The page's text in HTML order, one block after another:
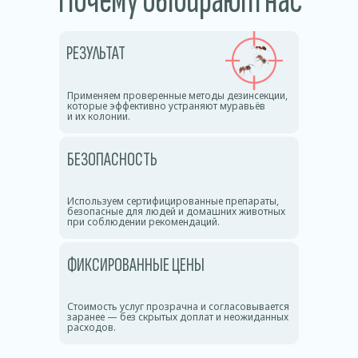
БЕЗОПАСНОСТЬ
Используем сертифицированные препараты,
безопасные для людей и домашних животных
при соблюдении рекомендаций.
РЕЗУЛЬТАТ
Применяем проверенные методы дезинсекции,
которые эффективно устраняют муравьёв
и их колонии.
ФИКСИРОВАННЫЕ ЦЕНЫ
Стоимость услуг прозрачна и согласовывается
заранее — без скрытых доплат и неожиданных
расходов.